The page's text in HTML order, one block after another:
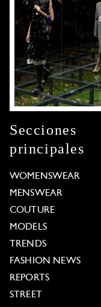
Secciones
principales
WOMENSWEAR
MENSWEAR
COUTURE
MODELS
TRENDS
FASHION NEWS
REPORTS
STREET